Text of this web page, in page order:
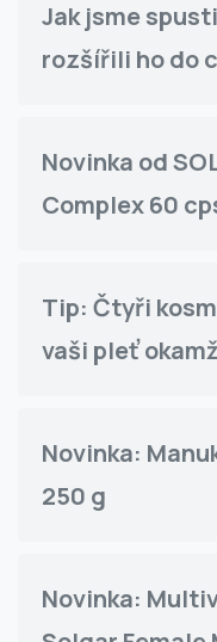
Jak jsme
rozšířili ho do
Novinka od
Complex 60
Tip: Čtyři
vaši pleť
Novinka:
250 g
Novinka: